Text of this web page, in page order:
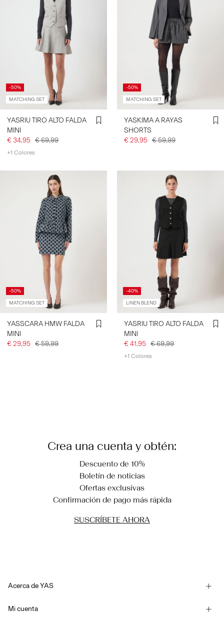
-50%
MATCHING SET
YASRIU TIRO ALTO FALDA
MINI
€ 34,95 € 69,99
+1 Colores
-50%
MATCHING SET
YASKIMA A RAYAS
SHORTS
€ 29,95 € 59,99
-50%
MATCHING SET
YASSCARA HMW FALDA
MINI
€ 29,95 € 59,99
-40%
LINEN BLEND
YASRIU TIRO ALTO FALDA
MINI
€ 41,95 € 69,99
+1 Colores
Crea una cuenta y obtén:
Descuento de 10%
Boletín de noticias
Ofertas exclusivas
Confirmación de pago más rápida
SUSCRÍBETE AHORA
Acerca de YAS
Nuestra historia
Mi cuenta